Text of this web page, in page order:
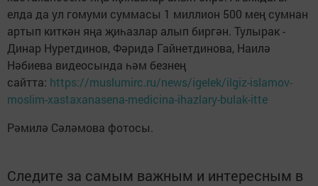
елда да ул гомуми суммасы 1 миллион 500 мең сумнан
артып киткән яңа җиһазлар алып биргән. Тулырак -
Динар Нуретдинов, Фәридә Гайнетдинова, Наилә
Нәбиева видеосында һәм безнең
сайтта: https://muslumirc.ru/news/igelek/ilgiz-islamov-
moslim-xastaxanasena-medicina-ihazlary-bulak-itte
Рәмилә Сәләмова фотосы.
Следите за самым важным и интересным в